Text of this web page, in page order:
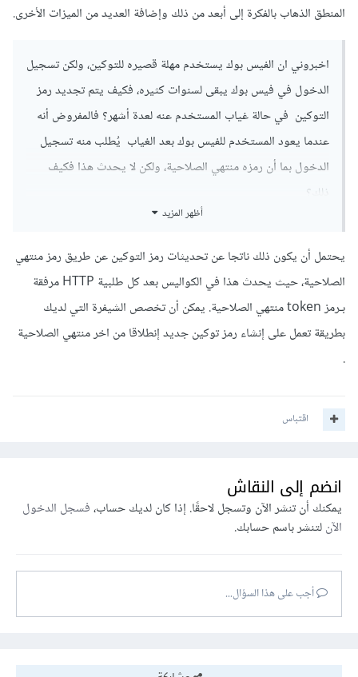
المنطق الذهاب بالفكرة إلى أبعد من ذلك وإضافة العديد من الميزات الأخرى.
اخبروني ان الفيس بوك يستخدم مهلة قصيره للتوكين، ولكن تسجيل
الدخول في فيس بوك يبقى لسنوات كثيره، فكيف يتم تجديد رمز
التوكين في حالة غياب المستخدم عنه لعدة أشهر؟ فالمفروض أنه
عندما يعود المستخدم للفيس بوك بعد الغياب يُطلب منه تسجيل
الدخول بما أن رمزه منتهي الصلاحية، ولكن لا يحدث هذا فكيف
ذلك؟
أظهر المزيد
يحتمل أن يكون ذلك ناتجا عن تحديثات رمز التوكين عن طريق رمز منتهي
الصلاحية، حيث يحدث هذا في الكواليس بعد كل طلبية HTTP مرفقة
بـرمز token منتهي الصلاحية. يمكن أن تخصص الشيفرة التي لديك
بطريقة تعمل على إنشاء رمز توكين جديد إنطلاقا من اخر منتهي الصلاحية
.
اقتباس
انضم إلى النقاش
يمكنك أن تنشر الآن وتسجل لاحقًا. إذا كان لديك حساب،فسجل الدخول
الآنلتنشر باسم حسابك.
أجب على هذا السؤال...